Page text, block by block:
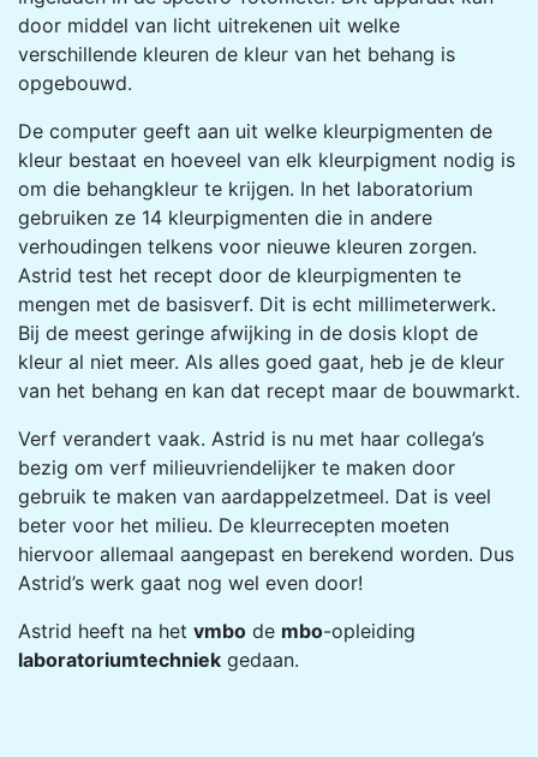
door middel van licht uitrekenen uit welke
verschillende kleuren de kleur van het behang is
opgebouwd.
De computer geeft aan uit welke kleurpigmenten de
kleur bestaat en hoeveel van elk kleurpigment nodig is
om die behangkleur te krijgen. In het laboratorium
gebruiken ze 14 kleurpigmenten die in andere
verhoudingen telkens voor nieuwe kleuren zorgen.
Astrid test het recept door de kleurpigmenten te
mengen met de basisverf. Dit is echt millimeterwerk.
Bij de meest geringe afwijking in de dosis klopt de
kleur al niet meer. Als alles goed gaat, heb je de kleur
van het behang en kan dat recept maar de bouwmarkt.
Verf verandert vaak. Astrid is nu met haar collega’s
bezig om verf milieuvriendelijker te maken door
gebruik te maken van aardappelzetmeel. Dat is veel
beter voor het milieu. De kleurrecepten moeten
hiervoor allemaal aangepast en berekend worden. Dus
Astrid’s werk gaat nog wel even door!
Astrid heeft na het vmbo de mbo-opleiding
laboratoriumtechniek gedaan.